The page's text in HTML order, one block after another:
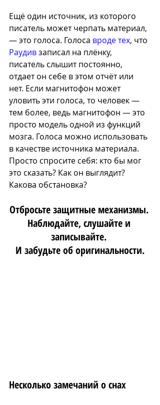
Ещё один источник, из которого
писатель может черпать материал,
— это голоса. Голоса вроде тех, что
Раудив записал на плёнку,
писатель слышит постоянно,
отдает он себе в этом отчёт или
нет. Если магнитофон может
уловить эти голоса, то человек —
тем более, ведь магнитофон — это
просто модель одной из функций
мозга. Голоса можно использовать
в качестве источника материала.
Просто спросите себя: кто бы мог
это сказать? Как он выглядит?
Какова обстановка?
Отбросьте защитные механизмы.
Наблюдайте, слушайте и
записывайте.
И забудьте об оригинальности.
Несколько замечаний о снах